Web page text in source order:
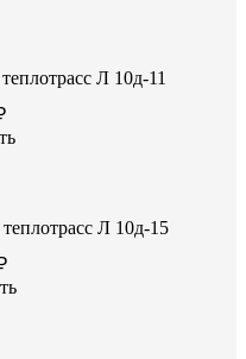
различного диаметра и
подземных
Л 10д-11
Л 10д-15